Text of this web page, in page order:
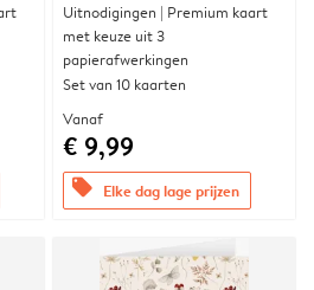
Uitnodigingen | Premium kaart
met keuze uit 3
papierafwerkingen
Set van 10 kaarten
Vanaf
€ 9,99
offers Elke dag lage prijzen